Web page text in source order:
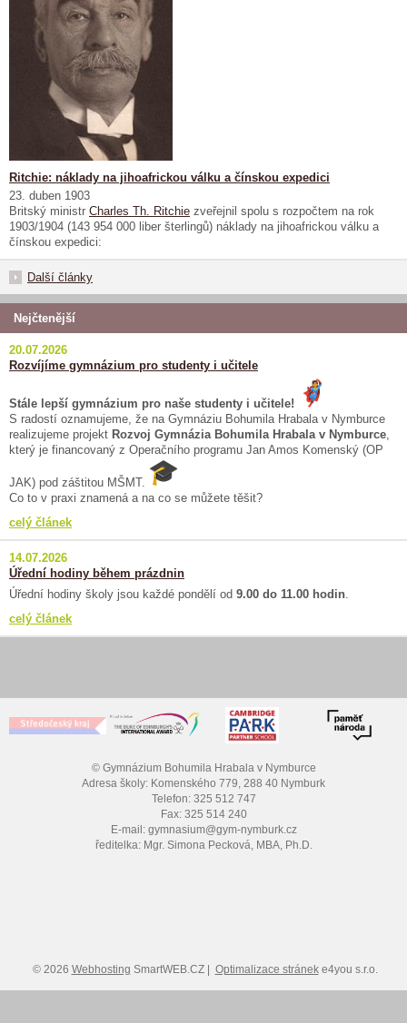
Ritchie: náklady na jihoafrickou válku a čínskou expedici
23. duben 1903
Britský ministr Charles Th. Ritchie zveřejnil spolu s rozpočtem na rok
1903/1904 (143 954 000 liber šterlingů) náklady na jihoafrickou válku a
čínskou expedici:
Další články
Nejčtenější
20.07.2026
Rozvíjíme gymnázium pro studenty i učitele
Stále lepší gymnázium pro naše studenty i učitele!
S radostí oznamujeme, že na Gymnáziu Bohumila Hrabala v Nymburce
realizujeme projekt Rozvoj Gymnázia Bohumila Hrabala v Nymburce,
který je financovaný z Operačního programu Jan Amos Komenský (OP
JAK) pod záštitou MŠMT.
Co to v praxi znamená a na co se můžete těšit?
celý článek
14.07.2026
Úřední hodiny během prázdnin
Úřední hodiny školy jsou každé pondělí od 9.00 do 11.00 hodin.
celý článek
© Gymnázium Bohumila Hrabala v Nymburce
Adresa školy: Komenského 779, 288 40 Nymburk
Telefon: 325 512 747
Fax: 325 514 240
E-mail: gymnasium@gym-nymburk.cz
ředitelka: Mgr. Simona Pecková, MBA, Ph.D.
© 2026 Webhosting SmartWEB.CZ | Optimalizace stráneke4you s.r.o.